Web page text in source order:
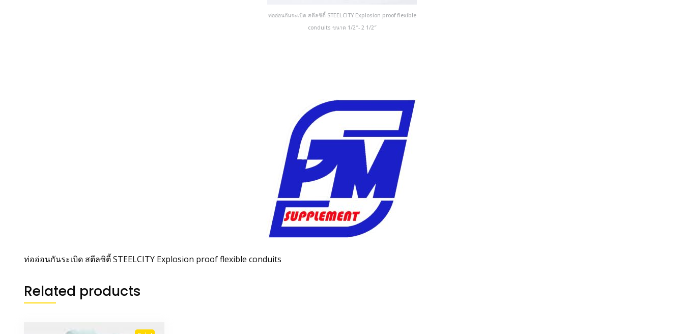
ท่ออ่อนกันระเบิด สตีลซิตี้ STEELCITY Explosion proof flexible
conduits ขนาด 1/2″- 2 1/2″
ท่ออ่อนกันระเบิด สตีลซิตี้ STEELCITY Explosion proof flexible conduits
Related products